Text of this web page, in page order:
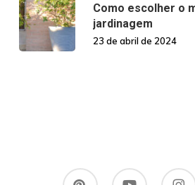
Como escolher o
jardinagem
23 de abril de 2024
pinterest youtube